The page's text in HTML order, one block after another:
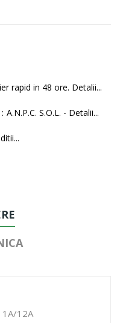
rapid in 48 ore. Detalii...
A.N.P.C. S.O.L. - Detalii...
12A